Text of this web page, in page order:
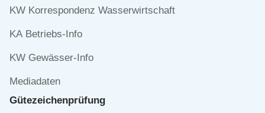
KW Korrespondenz Wasserwirtschaft
KA Betriebs-Info
KW Gewässer-Info
Mediadaten
Gütezeichen­prüfung